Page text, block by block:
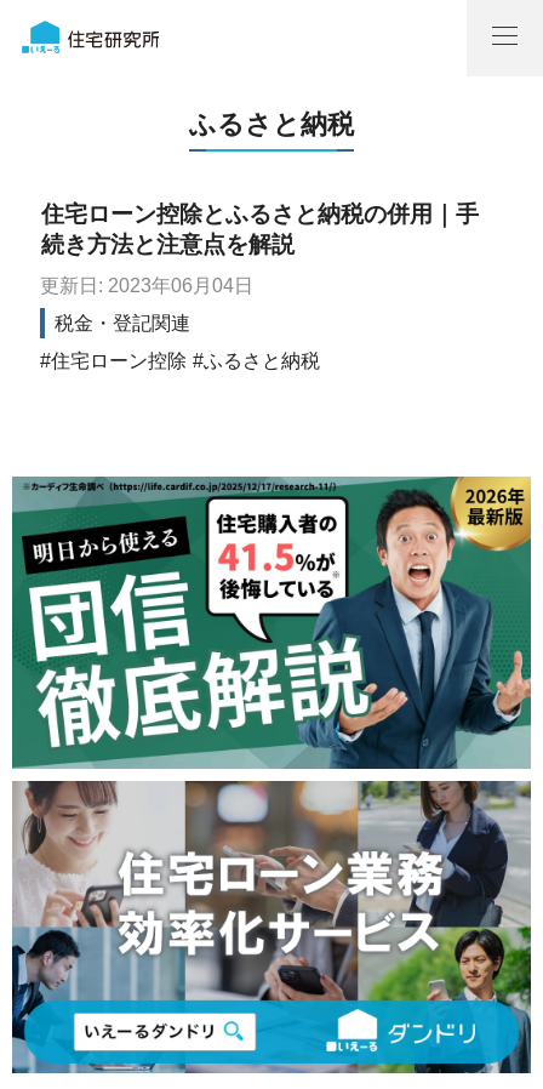
ふるさと納税
住宅ローン控除とふるさと納税の併用｜手
続き方法と注意点を解説
更新日: 2023年06月04日
税金・登記関連
住宅ローン控除
ふるさと納税